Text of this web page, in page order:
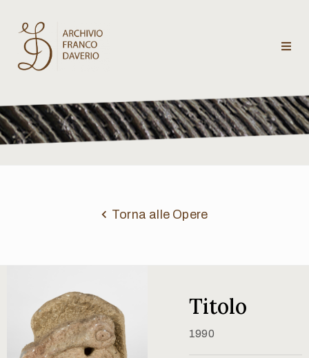
Archivio
Franco
Daverio
Contatti
Torna alle Opere
Titolo
1990